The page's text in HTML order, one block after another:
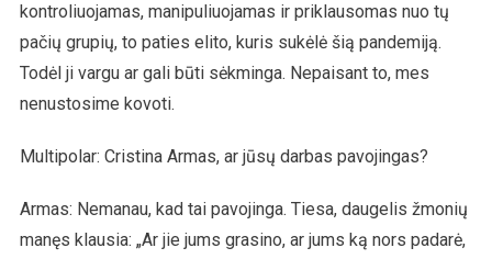
kontroliuojamas, manipuliuojamas ir priklausomas nuo tų
pačių grupių, to paties elito, kuris sukėlė šią pandemiją.
Todėl ji vargu ar gali būti sėkminga. Nepaisant to, mes
nenustosime kovoti.
Multipolar: Cristina Armas, ar jūsų darbas pavojingas?
Armas: Nemanau, kad tai pavojinga. Tiesa, daugelis žmonių
manęs klausia: „Ar jie jums grasino, ar jums ką nors padarė,